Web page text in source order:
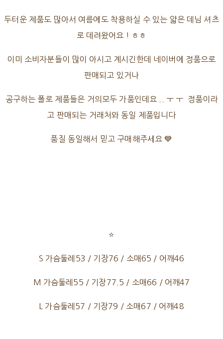
두터운 제품도 많아서 여름에도 착용하실 수 있는 얇은 데님 셔츠
로 데려왔어요 ! ㅎㅎ
이미 소비자분들이 많이 아시고 계시긴한데 네이버에 정품으로
판매되고 있거나
공구하는 폴로 제품들은 거의모두 가품인데요 .. ㅜ ㅜ 정품이라
고 판매되는 거래처와 동일 제품입니다
품질 동일해서 믿고 구매해주세요 💙
⭐
S 가슴둘레53 / 기장76 / 소매65 / 어깨46
M 가슴둘레55 / 기장77.5 / 소매66 / 어깨47
L 가슴둘레57 / 기장79 / 소매67 / 어깨48